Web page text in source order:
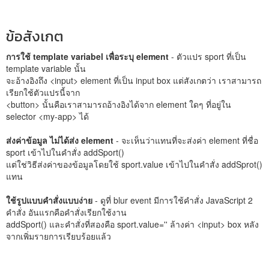
ข้อสังเกต
การใช้ template variabel เพื่อระบุ element - ตัวแปร sport ที่เป็น
template variable นั้น
จะอ้างอิงถึง <input> element ที่เป็น input box แต่สังเกตว่า เราสามารถ
เรียกใช้ตัวแปรนี้จาก
<button> นั้นคือเราสามารถอ้างอิงได้จาก element ใดๆ ที่อยู่ใน
selector <my-app> ได้
ส่งค่าข้อมูล ไม่ได้ส่ง element - จะเห็นว่าแทนที่จะส่งค่า element ที่ชื่อ
sport เข้าไปในคำสั่ง addSport()
แต่ใช่วิธีส่งค่าของข้อมูลโดยใช้ sport.value เข้าไปในคำสั่ง addSprot()
แทน
ใช้รูปแบบคำสั่งแบบง่าย - ดูที่ blur event มีการใช้คำสั่ง JavaScript 2
คำสั่ง อันแรกคือคำสั่งเรียกใช้งาน
addSport() และคำสั่งที่สองคือ sport.value='' ล้างค่า <input> box หลัง
จากเพิ่มรายการเรียบร้อยแล้ว